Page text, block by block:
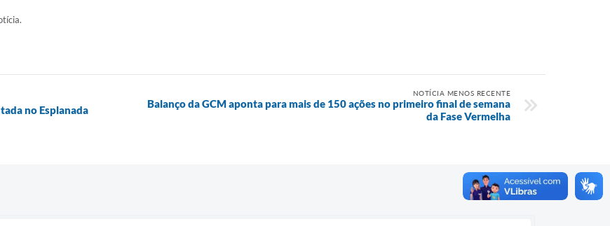
no Esplanada
NOTÍCIA MENOS RECENTE
Balanço da GCM aponta para mais de 150 ações no primeiro final de semana
da Fase Vermelha